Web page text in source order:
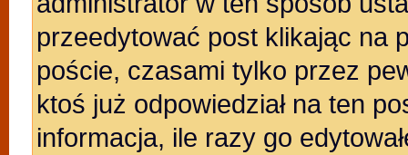
przeedytować post klikając na
poście, czasami tylko przez
ktoś już odpowiedział na ten
informacja, ile razy go